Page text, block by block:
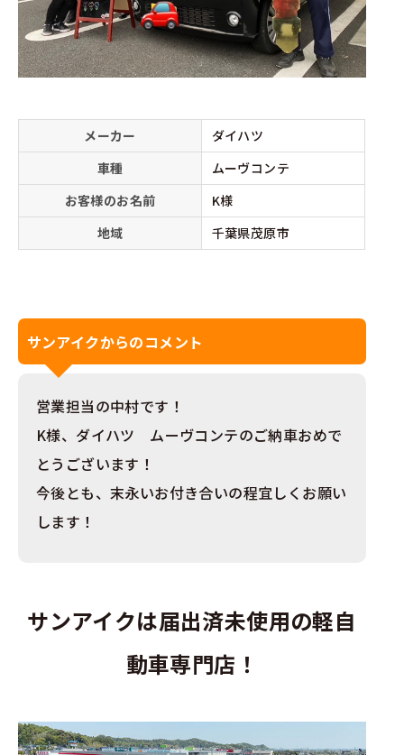
メーカー
ダイハツ
車種
ムーヴコンテ
お客様のお名前
K様
地域
千葉県茂原市
サンアイクからのコメント
営業担当の中村です！
K様、ダイハツ ムーヴコンテのご納車おめで
とうございます！
今後とも、末永いお付き合いの程宜しくお願い
します！
サンアイクは届出済未使用の軽自
動車専門店！